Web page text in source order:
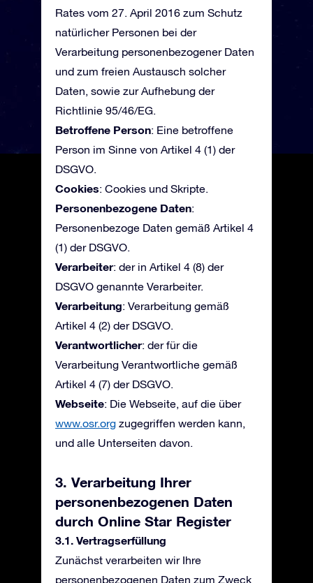
Rates vom 27. April 2016 zum Schutz
natürlicher Personen bei der
Verarbeitung personenbezogener Daten
und zum freien Austausch solcher
Daten, sowie zur Aufhebung der
Richtlinie 95/46/EG.
Betroffene Person: Eine betroffene
Person im Sinne von Artikel 4 (1) der
DSGVO.
Cookies: Cookies und Skripte.
Personenbezogene Daten:
Personenbezoge Daten gemäß Artikel 4
(1) der DSGVO.
Verarbeiter: der in Artikel 4 (8) der
DSGVO genannte Verarbeiter.
Verarbeitung: Verarbeitung gemäß
Artikel 4 (2) der DSGVO.
Verantwortlicher: der für die
Verarbeitung Verantwortliche gemäß
Artikel 4 (7) der DSGVO.
Webseite: Die Webseite, auf die über
www.osr.org zugegriffen werden kann,
und alle Unterseiten davon.
3. Verarbeitung Ihrer
personenbezogenen Daten
durch Online Star Register
3.1. Vertragserfüllung
Zunächst verarbeiten wir Ihre
personenbezogenen Daten zum Zweck